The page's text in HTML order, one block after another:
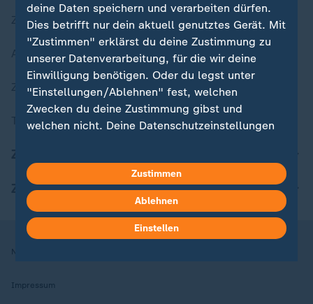
Zuletzt veröffentlicht
Aktuelle Sendungs-Videos
ZDFheute Stories
Themen im Überblick
ZDFheute Apps
Nutzungsbedingungen
Impressum
deine Daten speichern und verarbeiten dürfen.
Dies betrifft nur dein aktuell genutztes Gerät. Mit
"Zustimmen" erklärst du deine Zustimmung zu
unserer Datenverarbeitung, für die wir deine
Einwilligung benötigen. Oder du legst unter
"Einstellungen/Ablehnen" fest, welchen
Zwecken du deine Zustimmung gibst und
welchen nicht. Deine Datenschutzeinstellungen
Hier findest du das Impressum.
Weitere Informationen findest du in unserer
Datenschutzerklärung.
Zustimmen
Ablehnen
Einstellen